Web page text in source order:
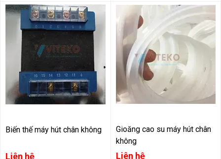
Biến thế máy hút chân không
Liên hệ
Gioăng cao su máy hút chân
không
Liên hệ